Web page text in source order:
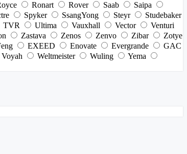
Ronart Rover Saab
Saipa
Spyker SsangYong Steyr
Studebaker
TVR Ultima Vauxhall Vector
Venturi
Zastava Zenos Zenvo Zibar
Zotye
EXEED Enovate Evergrande
GAC
Voyah Weltmeister Wuling
Yema